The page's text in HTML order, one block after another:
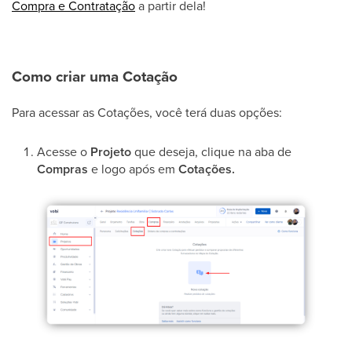
Compra e Contrataçãoa partir dela!
Como criar uma Cotação
Para acessar as Cotações, você terá duas opções:
Acesse o Projetoque deseja, clique na aba de
Compras e logo após em Cotações.